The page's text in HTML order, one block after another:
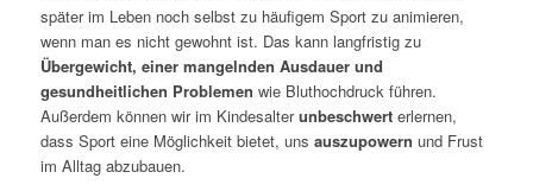
später im Leben noch selbst zu häufigem Sport zu animieren,
wenn man es nicht gewohnt ist. Das kann langfristig zu
Übergewicht, einer mangelnden Ausdauer und
gesundheitlichen Problemen wie Bluthochdruck führen.
Außerdem können wir im Kindesalterunbeschwerterlernen,
dass Sport eine Möglichkeit bietet, uns auszupowern und Frust
im Alltag abzubauen.